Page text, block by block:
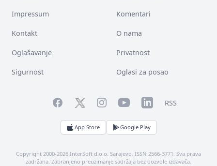
Impressum Komentari
Kontakt O nama
Oglašavanje Privatnost
Sigurnost Oglasi za posao
FacebookTwitterInstagramYouTubeLinkedInRSS
App Store Google Play
Copyright 2000-2026 InterSoft d.o.o. Sarajevo. ISSN 2566-3771. Sva prava
zadržana. Zabranjeno preuzimanje sadržaja bez dozvole izdavača.